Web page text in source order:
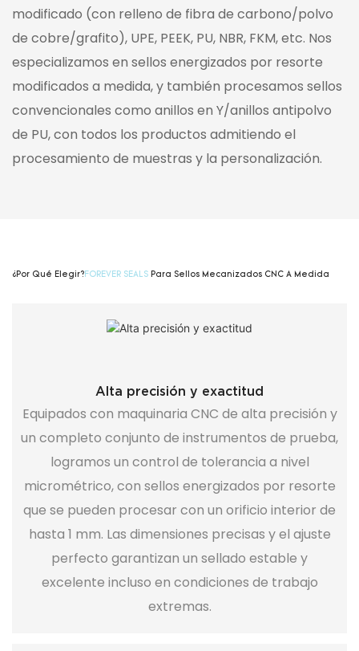
modificado (con relleno de fibra de carbono/polvo
de cobre/grafito), UPE, PEEK, PU, ​​NBR, FKM, etc. Nos
especializamos en sellos energizados por resorte
modificados a medida, y también procesamos sellos
convencionales como anillos en Y/anillos antipolvo
de PU, con todos los productos admitiendo el
procesamiento de muestras y la personalización.
¿Por Qué Elegir?FOREVER SEALS Para Sellos Mecanizados CNC A Medida
Alta precisión y exactitud
Equipados con maquinaria CNC de alta precisión y
un completo conjunto de instrumentos de prueba,
logramos un control de tolerancia a nivel
micrométrico, con sellos energizados por resorte
que se pueden procesar con un orificio interior de
hasta 1 mm. Las dimensiones precisas y el ajuste
perfecto garantizan un sellado estable y
excelente incluso en condiciones de trabajo
extremas.